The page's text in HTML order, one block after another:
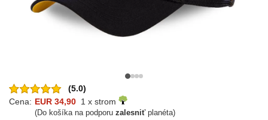
(5.0)
Cena: EUR 34,90 1 x strom
(Do košíka na podporu zalesniťplanéta)